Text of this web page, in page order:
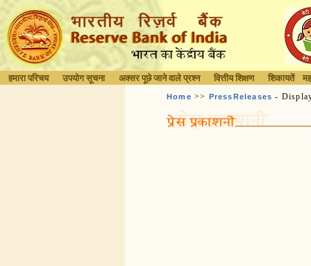
हमारा परिचय उपयोग सूचना अक्सर पूछे जाने वाले प्रश्न वित्तीय शिक्षण शिकायतें
Home >> PressReleases -